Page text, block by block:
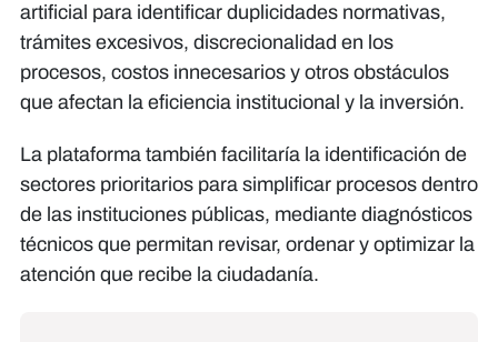
artificial para identificar duplicidades normativas,
trámites excesivos, discrecionalidad en los
procesos, costos innecesarios y otros obstáculos
que afectan la eficiencia institucional y la inversión.
La plataforma también facilitaría la identificación de
sectores prioritarios para simplificar procesos dentro
de las instituciones públicas, mediante diagnósticos
técnicos que permitan revisar, ordenar y optimizar la
atención que recibe la ciudadanía.